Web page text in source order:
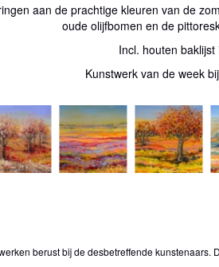
aan de prachtige kleuren van de
oude olijfbomen en de
Incl. houten
Kunstwerk van de week
berust bij de desbetreffende